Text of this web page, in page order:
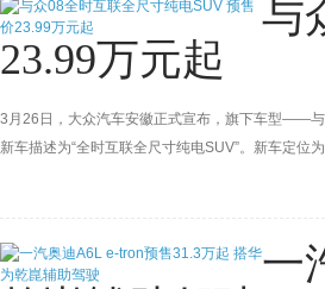
与
23.99万元起
3月26日，大众汽车安徽正式宣布，旗下车型——与
新车描述为“全时互联全尺寸纯电SUV”。新车定
一